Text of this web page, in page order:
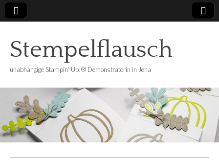
Stempelflausch
unabhängige Stampin' Up!® Demonstratorin in Jena